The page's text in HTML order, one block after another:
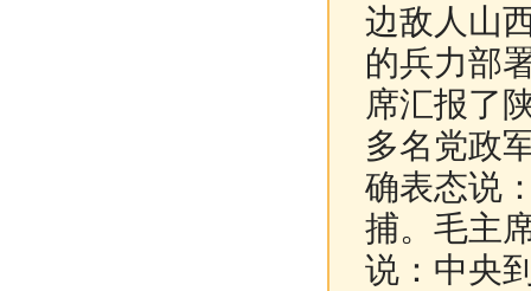
边敌人山
的兵力部
席汇报了
多名党政
确表态说
捕。毛主
说：中央